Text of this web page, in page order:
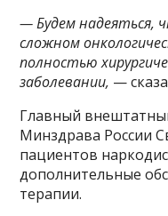
— Будем надеяться,
сложном
полностью
заболевании, —
Главный
Минздрава России
пациентов
дополнительные
терапии.